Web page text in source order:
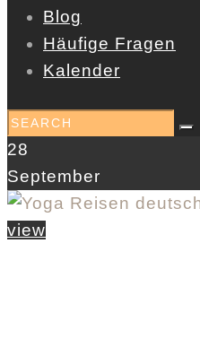
Blog
Häufige Fragen
Kalender
28
September
view